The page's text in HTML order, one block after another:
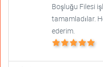
Boşluğu Filesi
tamamladılar.
ederim.